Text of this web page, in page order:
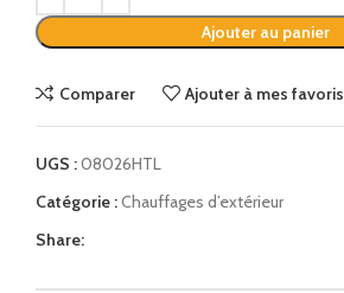
Ajouter au panier
Comparer Ajouter à mes favoris
UGS :08026HTL
Catégorie :Chauffages d’extérieur
Share: